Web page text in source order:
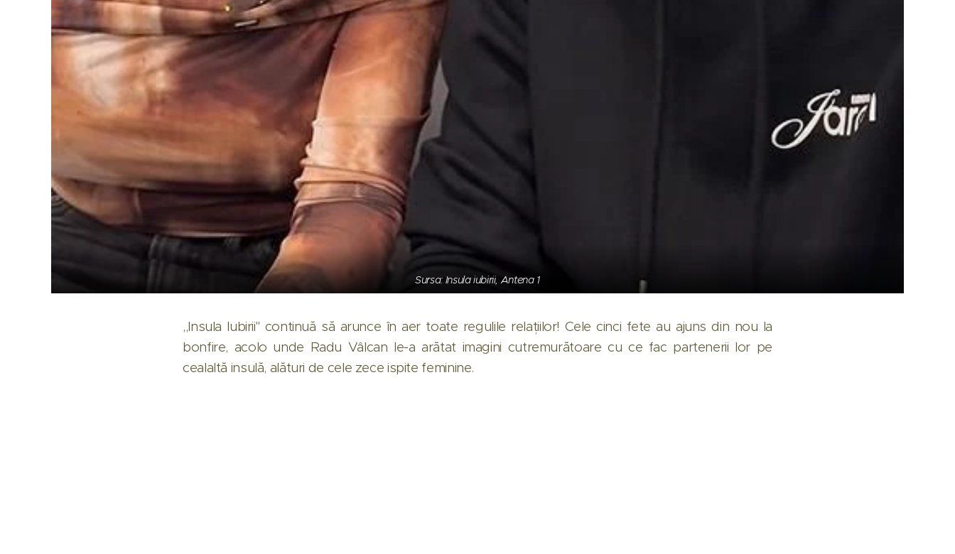
Sursa: Insula iubirii, Antena 1
,,Insula Iubirii" continuă să arunce în aer toate regulile relațiilor! Cele cinci fete au ajuns din nou la
bonfire, acolo unde Radu Vâlcan le-a arătat imagini cutremurătoare cu ce fac partenerii lor pe
cealaltă insulă, alături de cele zece ispite feminine.